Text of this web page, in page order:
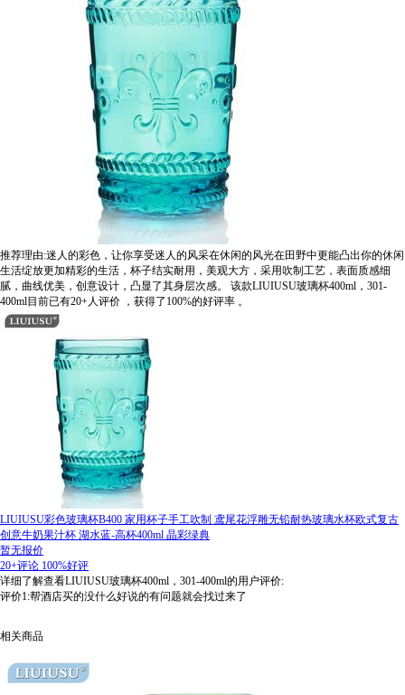
推荐理由:迷人的彩色，让你享受迷人的风采在休闲的风光在田野中更能凸出你的休闲
生活绽放更加精彩的生活，杯子结实耐用，美观大方，采用吹制工艺，表面质感细
腻，曲线优美，创意设计，凸显了其身层次感。
该款LIUIUSU玻璃杯400ml，301-
400ml目前已有20+人评价 ，获得了100%的好评率 。
LIUIUSU彩色玻璃杯B400 家用杯子手工吹制 鸢尾花浮雕无铅耐热玻璃水杯欧式复古
创意牛奶果汁杯 湖水蓝-高杯400ml 晶彩绿典
暂无报价
20+评论 100%好评
详细了解查看LIUIUSU玻璃杯400ml，301-400ml的用户评价:
评价1:帮酒店买的没什么好说的有问题就会找过来了
相关商品